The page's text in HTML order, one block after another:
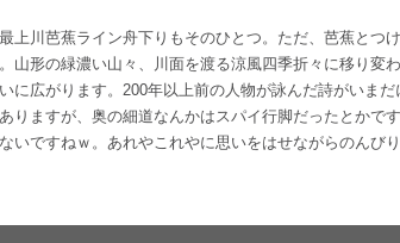
上川芭蕉ライン舟下りもそのひとつ。ただ、芭蕉とつ
山形の緑濃い山々、川面を渡る涼風四季折々に移り変
に広がります。200年以上前の人物が詠んだ詩がいま
りますが、奥の細道なんかはスパイ行脚だったとかで
いですねｗ。あれやこれやに思いをはせながらのんび